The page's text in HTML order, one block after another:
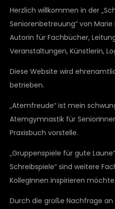
Herzlich willkommen in der
Seniorenbetreuung“ von Marie
Autorin für Fachbücher,
Veranstaltungen, Künstlerin,
Diese Website wird
betrieben.
„Atemfreude“ ist mein
Atemgymnastik für
Praxisbuch vorstelle.
„Gruppenspiele für gute
Schreibspiele“ sind weitere
KollegInnen inspirieren möchte.
Durch die große Nachfrage